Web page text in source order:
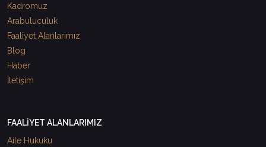
Kadromuz
Arabuluculuk
Faaliyet Alanlarımız
Blog
Haber
İletişim
FAALİYET ALANLARIMIZ
Aile Hukuku